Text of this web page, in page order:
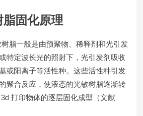
脂固化原理
脂一般是由预聚物、稀释剂和光引发
特定波长光的照射下，光引发剂吸收
或阳离子等活性种。这些活性种引发
聚合反应，使液态的光敏树脂逐渐转
打印物体的逐层固化成型（文献